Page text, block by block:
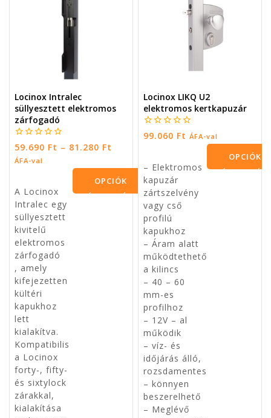
Locinox Intralec
süllyesztett elektromos
zárfogadó
0
5
59.690 Ft – 81.280 Ft
ÁFA-val
OPCIÓK VÁLASZTÁSA
Locinox LIKQ U2
elektromos kertkapuzár
0
99.060 Ft ÁFA-val
OPCIÓK VÁLASZTÁSA